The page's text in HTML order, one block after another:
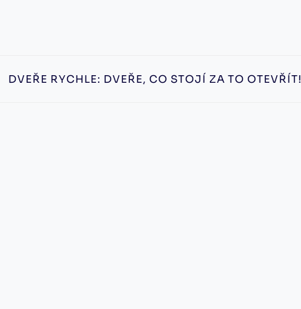
DVEŘE RYCHLE: DVEŘE, CO STOJÍ ZA TO OTEVŘÍT!